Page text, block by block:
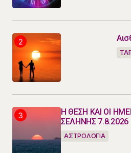
Η ΘΕΣΗ ΚΑΙ ΟΙ
ΣΕΛΗΝΗΣ 7.8.2026
ΑΣΤΡΟΛΟΓΙΑ